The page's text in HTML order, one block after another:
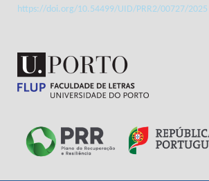
https://doi.org/10.54499/UID/PRR2/00727/2025